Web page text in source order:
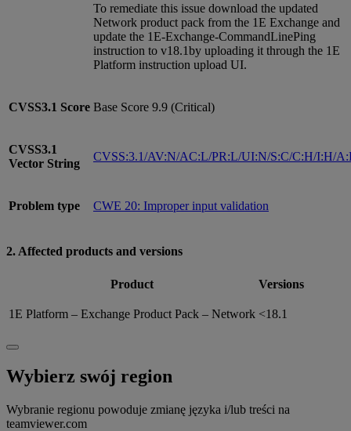
To remediate this issue download the updated
Network product pack from the 1E Exchange and
update the 1E-Exchange-CommandLinePing
instruction to v18.1by uploading it through the 1E
Platform instruction upload UI.
CVSS3.1 Score Base Score 9.9 (Critical)
CVSS3.1
Vector String
CVSS:3.1/AV:N/AC:L/PR:L/UI:N/S:C/C:H/I:H/
Problem type CWE 20: Improper input validation
2. Affected products and versions
Product Versions
1E Platform – Exchange Product Pack – Network <18.1
Wybierz swój region
Wybranie regionu powoduje zmianę języka i/lub treści na
teamviewer.com